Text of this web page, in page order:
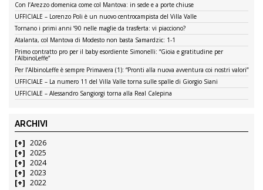
Con l’Arezzo domenica come col Mantova: in sede e a porte chiuse
UFFICIALE – Lorenzo Poli è un nuovo centrocampista del Villa Valle
Tornano i primi anni ’90 nelle maglie da trasferta: vi piacciono?
Atalanta, col Mantova di Modesto non basta Samardzic: 1-1
Primo contratto pro per il baby esordiente Simonelli: “Gioia e gratitudine per
l’AlbinoLeffe”
Per l’AlbinoLeffe è sempre Primavera (1): “Pronti alla nuova avventura coi nostri valori”
UFFICIALE – La numero 11 del Villa Valle torna sulle spalle di Giorgio Siani
UFFICIALE – Alessandro Sangiorgi torna alla Real Calepina
ARCHIVI
2026
2025
2024
2023
2022